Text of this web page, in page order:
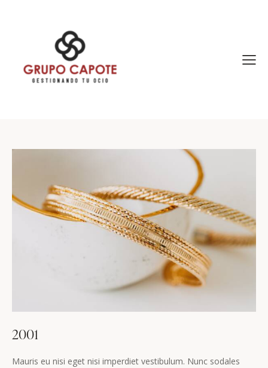
2001
Mauris eu nisi eget nisi imperdiet vestibulum. Nunc sodales